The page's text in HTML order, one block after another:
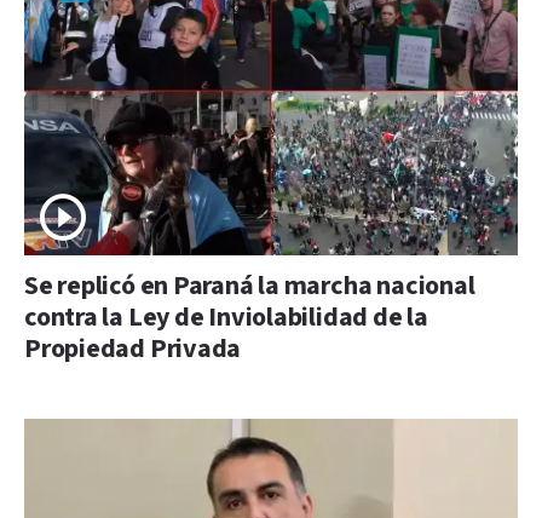
Se replicó en Paraná la marcha nacional
contra la Ley de Inviolabilidad de la
Propiedad Privada